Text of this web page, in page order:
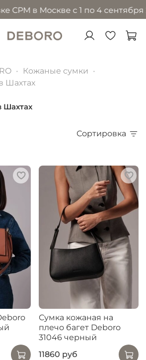
в Москве с 1 по 4 сентября 2026
Кожаные сумки
Шахтах
Шахтах
Сортировка
Сумка кожаная на
плечо багет Deboro
31046 черный
11860 руб